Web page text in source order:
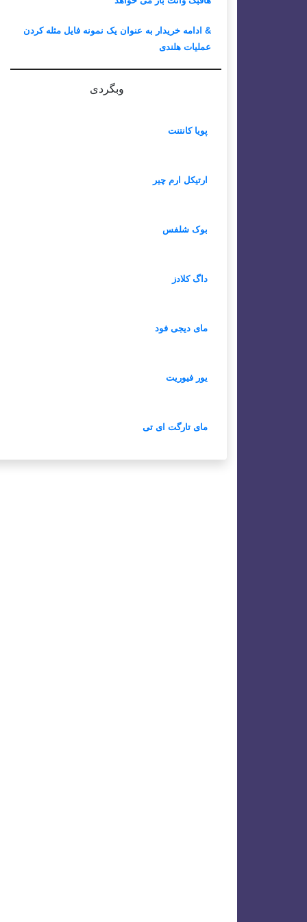
& ادامه خریدار به عنوان یک نمونه فایل مثله کردن
عملیات هلندی
وبگردی
پویا کانتنت
ارتیکل ارم چیر
بوک شلفس
داگ کلادز
مای دیجی فود
یور فیوریت
مای تارگت ای تی